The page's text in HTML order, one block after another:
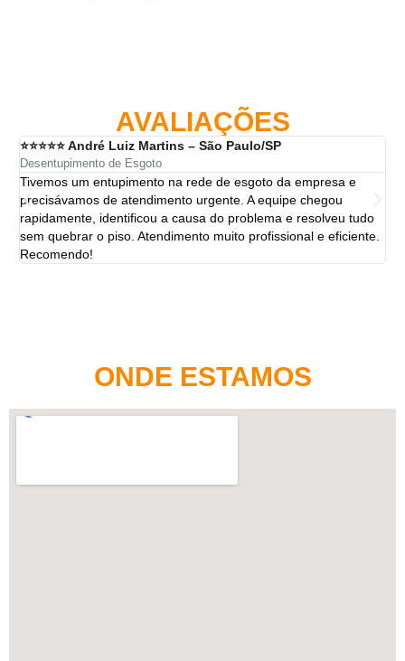
AVALIAÇÕES
⭐⭐⭐⭐⭐ André Luiz Martins – São Paulo/SP
Desentupimento de Esgoto
Tivemos um entupimento na rede de esgoto da empresa e
precisávamos de atendimento urgente. A equipe chegou
rapidamente, identificou a causa do problema e resolveu tudo
sem quebrar o piso. Atendimento muito profissional e eficiente.
Recomendo!
ONDE ESTAMOS